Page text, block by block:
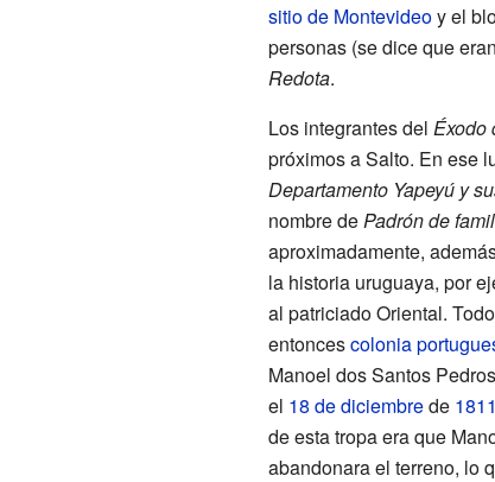
sitio de Montevideoy el
personas (se dice que
Redota.
Los integrantes del Éxodo
próximos a Salto. En ese
Departamento Yapeyú y
nombre de Padrón de
aproximadamente,
la historia uruguaya, por
al patriciado Oriental.
entoncescolonia
Manoel dos Santos
el 18 de diciembrede 1811
de esta tropa era que
abandonara el terreno, lo